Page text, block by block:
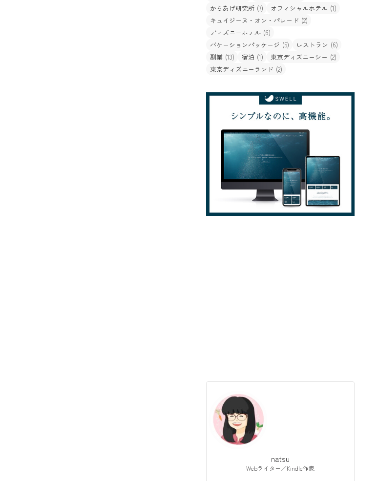
からあげ研究所 (7) オフィシャルホテル (1)
キュイジーヌ・オン・パレード (2)
ディズニーホテル (6)
バケーションパッケージ (5) レストラン (6)
副業 (13) 宿泊 (1) 東京ディズニーシー (2)
東京ディズニーランド (2)
natsu
Webライター／Kindle作家